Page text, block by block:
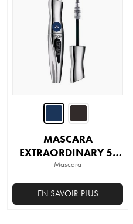
MASCARA
EXTRAORDINARY 5-
EN-1
Mascara
EN SAVOIR PLUS